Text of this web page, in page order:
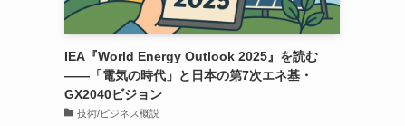
IEA『World Energy Outlook 2025』を読む
――「電気の時代」と日本の第7次エネ基・
GX2040ビジョン
技術/ビジネス概説